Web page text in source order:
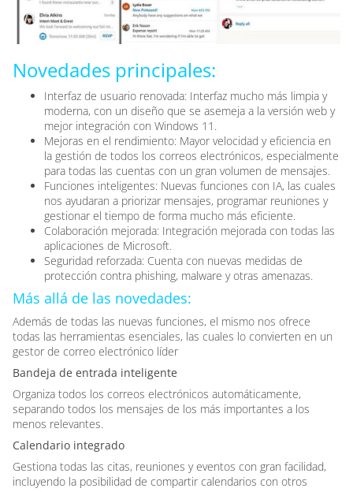
Novedades principales:
Interfaz de usuario renovada: Interfaz mucho más limpia y
moderna, con un diseño que se asemeja a la versión web y
mejor integración con Windows 11.
Mejoras en el rendimiento: Mayor velocidad y eficiencia en
la gestión de todos los correos electrónicos, especialmente
para todas las cuentas con un gran volumen de mensajes.
Funciones inteligentes: Nuevas funciones con IA, las cuales
nos ayudaran a priorizar mensajes, programar reuniones y
gestionar el tiempo de forma mucho más eficiente.
Colaboración mejorada: Integración mejorada con todas las
aplicaciones de Microsoft.
Seguridad reforzada: Cuenta con nuevas medidas de
protección contra phishing, malware y otras amenazas.
Más allá de las novedades:
Además de todas las nuevas funciones, el mismo nos ofrece
todas las herramientas esenciales, las cuales lo convierten en un
gestor de correo electrónico líder
Bandeja de entrada inteligente
Organiza todos los correos electrónicos automáticamente,
separando todos los mensajes de los más importantes a los
menos relevantes.
Calendario integrado
Gestiona todas las citas, reuniones y eventos con gran facilidad,
incluyendo la posibilidad de compartir calendarios con otros